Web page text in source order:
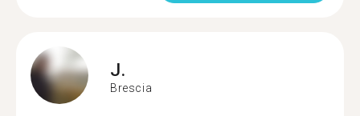
J.
Brescia